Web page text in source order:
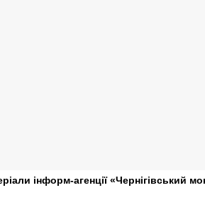
інформ-агенції «Чернігівський